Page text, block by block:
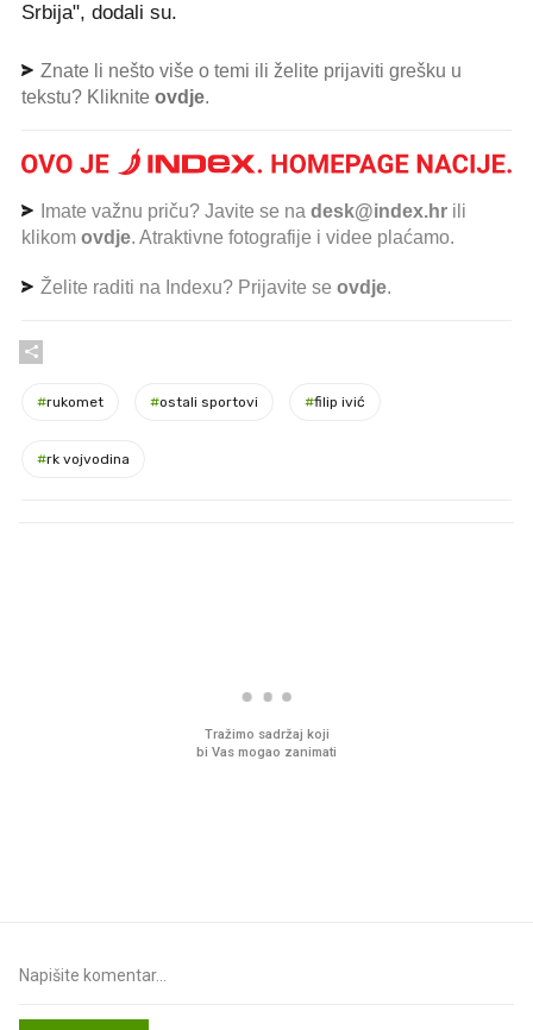
Srbija", dodali su.
Znate li nešto više o temi ili želite prijaviti grešku u
tekstu? Kliknite ovdje.
Imate važnu priču? Javite se na desk@index.hr ili
klikom ovdje. Atraktivne fotografije i videe plaćamo.
Želite raditi na Indexu? Prijavite se ovdje.
#rukomet #ostali sportovi #filip ivić
#rk vojvodina